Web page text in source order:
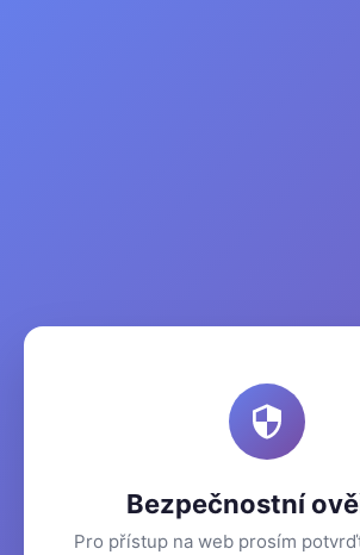
Bezpečnostní
Pro přístup na web prosím